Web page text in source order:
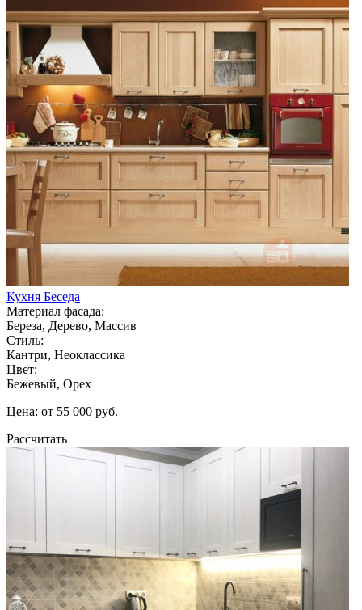
Кухня Беседа
Материал фасада:
Береза, Дерево, Массив
Стиль:
Кантри, Неоклассика
Цвет:
Бежевый, Орех
Цена: от 55 000 руб.
Рассчитать